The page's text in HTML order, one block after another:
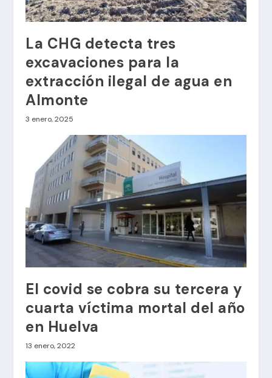
La CHG detecta tres
excavaciones para la
extracción ilegal de agua en
Almonte
3 enero, 2025
El covid se cobra su tercera y
cuarta víctima mortal del año
en Huelva
13 enero, 2022